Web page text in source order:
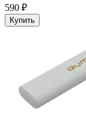
590 ₽
Купить